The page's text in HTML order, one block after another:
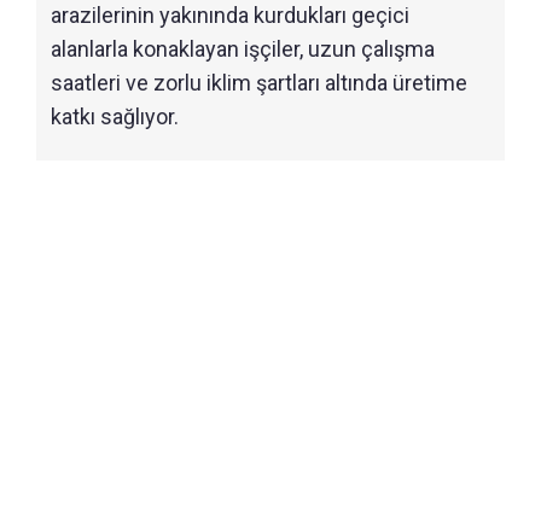
arazilerinin yakınında kurdukları geçici
alanlarla konaklayan işçiler, uzun çalışma
saatleri ve zorlu iklim şartları altında üretime
katkı sağlıyor.